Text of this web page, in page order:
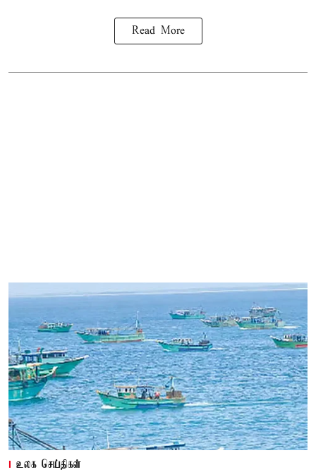
Read More
உலக செய்திகள்